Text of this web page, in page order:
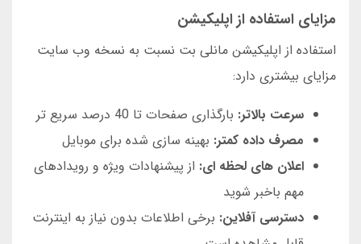
مزایای استفاده از اپلیکیشن
استفاده از اپلیکیشن مانلی بت نسبت به نسخه وب سایت
مزایای بیشتری دارد:
سرعت بالاتر: بارگذاری صفحات تا 40 درصد سریع تر
مصرف داده کمتر: بهینه سازی شده برای موبایل
اعلان های لحظه ای: از پیشنهادات ویژه و رویدادهای
مهم باخبر شوید
دسترسی آفلاین: برخی اطلاعات بدون نیاز به اینترنت